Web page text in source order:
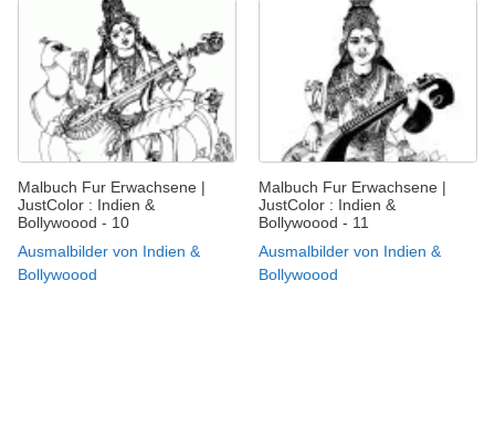
Malbuch Fur Erwachsene |
JustColor : Indien &
Bollywoood - 10
Ausmalbilder von Indien &
Bollywoood
Malbuch Fur Erwachsene |
JustColor : Indien &
Bollywoood - 11
Ausmalbilder von Indien &
Bollywoood